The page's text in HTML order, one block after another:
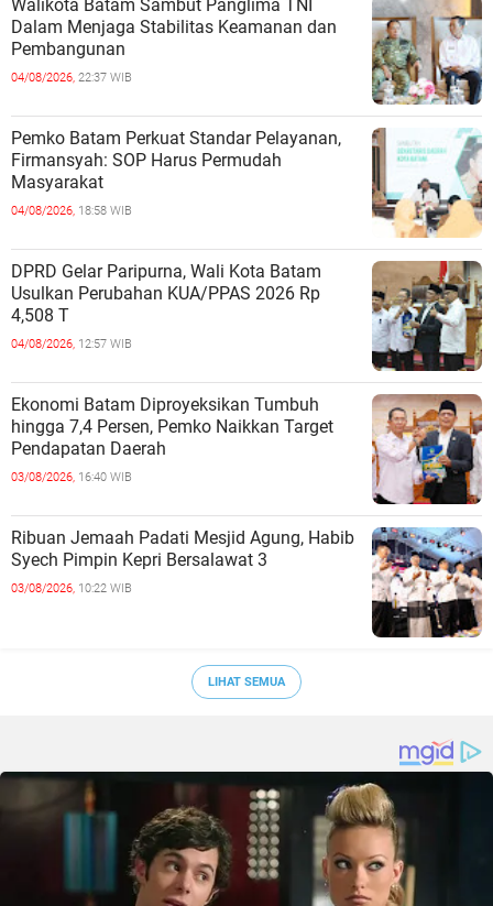
Walikota Batam Sambut Panglima TNI
Dalam Menjaga Stabilitas Keamanan dan
Pembangunan
04/08/2026, 22:37 WIB
Pemko Batam Perkuat Standar Pelayanan,
Firmansyah: SOP Harus Permudah
Masyarakat
04/08/2026, 18:58 WIB
DPRD Gelar Paripurna, Wali Kota Batam
Usulkan Perubahan KUA/PPAS 2026 Rp
4,508 T
04/08/2026, 12:57 WIB
Ekonomi Batam Diproyeksikan Tumbuh
hingga 7,4 Persen, Pemko Naikkan Target
Pendapatan Daerah
03/08/2026, 16:40 WIB
Ribuan Jemaah Padati Mesjid Agung, Habib
Syech Pimpin Kepri Bersalawat 3
03/08/2026, 10:22 WIB
LIHAT SEMUA